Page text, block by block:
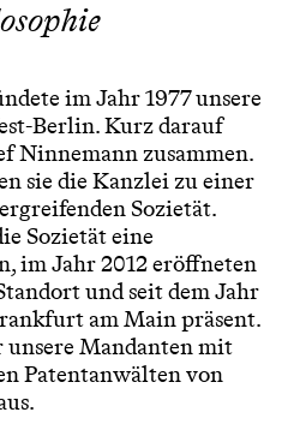
im Jahr 1977 unsere
Berlin. Kurz darauf
Ninnemann zusammen.
sie die Kanzlei zu einer
Sozietät.
Sozietät eine
im Jahr 2012 eröffneten
und seit dem Jahr
am Main präsent.
Mandanten mit
Patentanwälten von